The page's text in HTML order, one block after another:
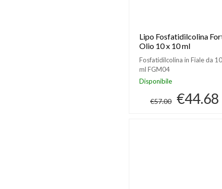
Lipo Fosfatidilcolina
Olio 10 x 10 ml
Fosfatidilcolina in Fiale da 10
ml FGM04
Disponibile
€57.00 €44.68